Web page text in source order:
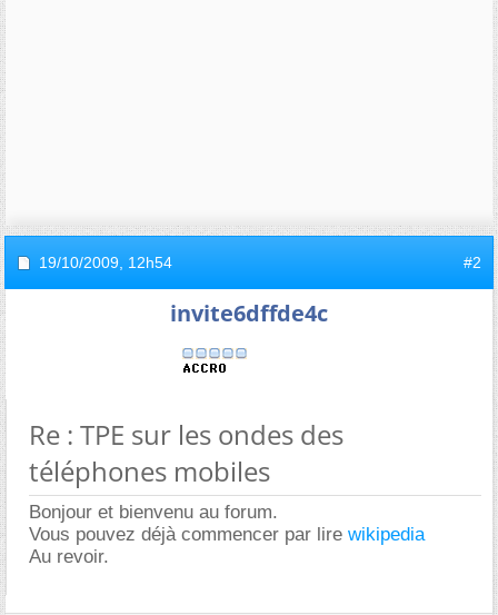
19/10/2009, 12h54 #2
invite6dffde4c
Re : TPE sur les ondes des
téléphones mobiles
Bonjour et bienvenu au forum.
Vous pouvez déjà commencer par lire wikipedia
Au revoir.